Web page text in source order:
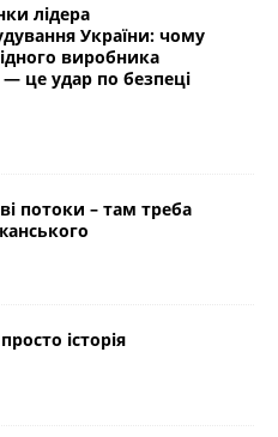
лідера
України: чому
виробника
— це удар по безпеці
потоки – там треба
історія